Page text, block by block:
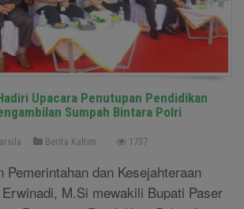
Upacara Penutupan Pendidikan
Sumpah Bintara Polri
Berita Kaltim 1737
Pemerintahan dan Kesejahteraan
M.Si mewakili Bupati Paser